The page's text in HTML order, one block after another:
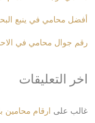
أفضل محامي في ينبع
رقم جوال محامي في
اخر التعليقات
غالب على ارقام محامين